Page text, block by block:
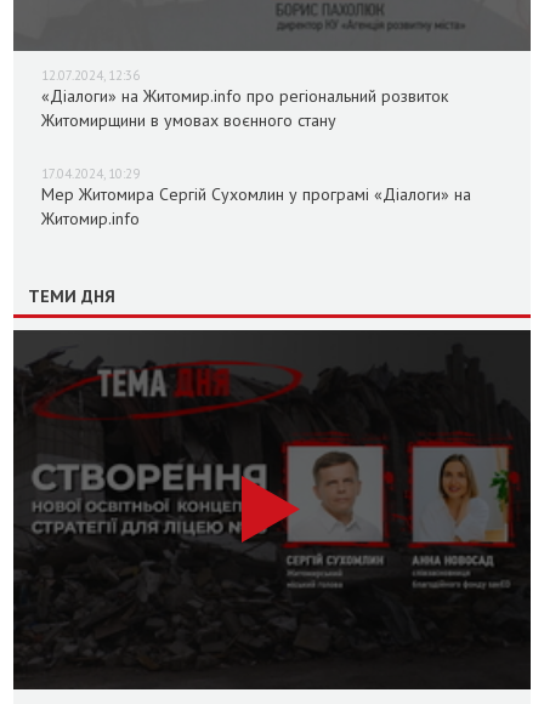
12.07.2024, 12:36
«Діалоги» на Житомир.info про регіональний розвиток
Житомирщини в умовах воєнного стану
17.04.2024, 10:29
Мер Житомира Сергій Сухомлин у програмі «Діалоги» на
Житомир.info
ТЕМИ ДНЯ